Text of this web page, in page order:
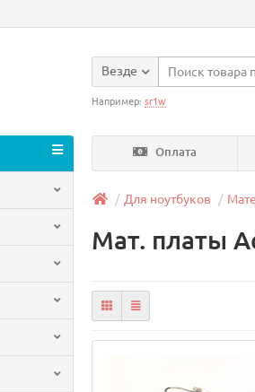
Везде
Например: sr1w
Оплата
Для ноутбуков
Мат. платы